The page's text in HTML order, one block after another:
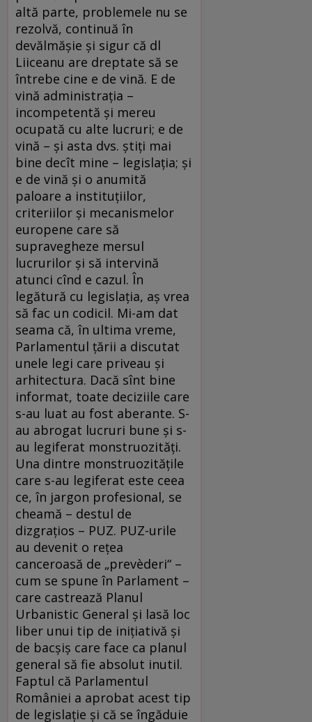
altă parte, problemele nu se
rezolvă, continuă în
devălmăşie şi sigur că dl
Liiceanu are dreptate să se
întrebe cine e de vină. E de
vină administraţia –
incompetentă şi mereu
ocupată cu alte lucruri; e de
vină – şi asta dvs. ştiţi mai
bine decît mine – legislaţia; şi
e de vină şi o anumită
paloare a instituţiilor,
criteriilor şi mecanismelor
europene care să
supravegheze mersul
lucrurilor şi să intervină
atunci cînd e cazul. În
legătură cu legislaţia, aş vrea
să fac un codicil. Mi-am dat
seama că, în ultima vreme,
Parlamentul ţării a discutat
unele legi care priveau şi
arhitectura. Dacă sînt bine
informat, toate deciziile care
s-au luat au fost aberante. S-
au abrogat lucruri bune şi s-
au legiferat monstruozităţi.
Una dintre monstruozităţile
care s-au legiferat este ceea
ce, în jargon profesional, se
cheamă – destul de
dizgraţios – PUZ. PUZ-urile
au devenit o reţea
canceroasă de „prevèderi“ –
cum se spune în Parlament –
care castrează Planul
Urbanistic General şi lasă loc
liber unui tip de iniţiativă şi
de bacşiş care face ca planul
general să fie absolut inutil.
Faptul că Parlamentul
României a aprobat acest tip
de legislaţie şi că se îngăduie